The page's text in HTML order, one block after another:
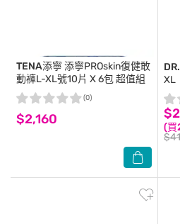
TENA添寧 添寧PROskin復健敢
動褲L-XL號10片 X 6包 超值組
$2,160
(0)
XL
(買